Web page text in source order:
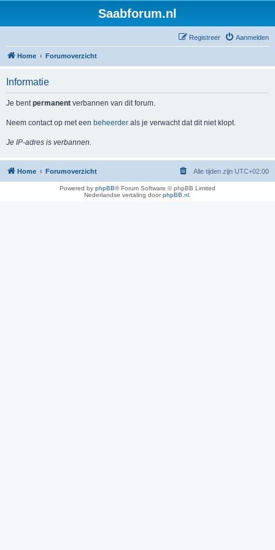
Saabforum.nl
Aanmelden
Registreer
Home Forumoverzicht
Informatie
Je bentpermanent verbannen van dit forum.
Neem contact op met een beheerder als je verwacht dat dit niet klopt.
Je IP-adres is verbannen.
Home Forumoverzicht Alle tijden zijn UTC+02:00
Powered by phpBB® Forum Software © phpBB Limited
Nederlandse vertaling doorphpBB.nl